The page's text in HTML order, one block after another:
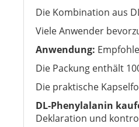
Die Kombination aus
Viele Anwender
Anwendung:
Die Packung enthält
Die praktische
DL-Phenylalanin
Deklaration und